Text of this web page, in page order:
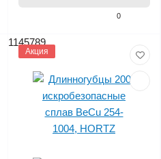
0
1145789
Акция